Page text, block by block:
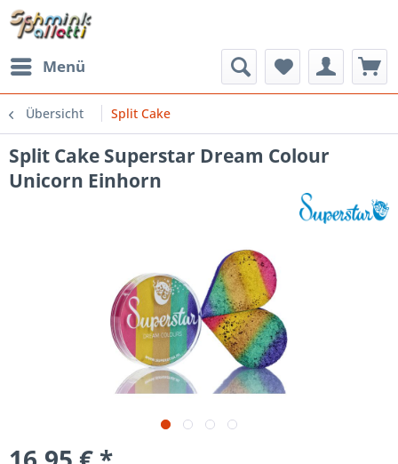
Menü
Übersicht Split Cake
Split Cake Superstar Dream Colour
Unicorn Einhorn